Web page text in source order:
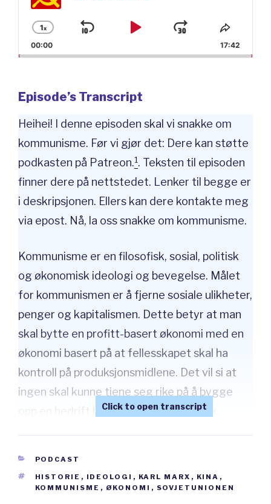
Change
Playback
Rate
1x
Skip
Backward
Play
Pause
Jump
Forward
Share
This
00:00 17:42
Episode’s Transcript
Heihei! I denne episoden skal vi snakke om
kommunisme. Før vi gjør det: Dere kan støtte
podkasten på Patreon.1. Teksten til episoden
finner dere på nettstedet. Lenker til begge er
i deskripsjonen. Ellers kan dere kontakte meg
via epost. Nå, la oss snakke om kommunisme.
Kommunisme er en filosofisk, sosial, politisk
og økonomisk ideologi og bevegelse. Målet
for kommunismen er å fjerne sosiale ulikheter,
penger og kapitalismen. Dette betyr at man
skal bytte en profitt-basert økonomi med en
økonomi basert på at fellesskapet skal ha
kontroll på produksjonsmidlene. Det vil si at
ingen skal kunne tjene seg rike på å bygge
opp en bedrift basert på et kapitalistisk
fører til at noen veldig få er rike, mens resten
er langt fattigere. Ifølge kommunismen er
CATEGORIES
PODCAST
TAGS
HISTORIE , IDEOLOGI , KARL MARX , KINA ,
KOMMUNISME , ØKONOMI , SOVJETUNIONEN